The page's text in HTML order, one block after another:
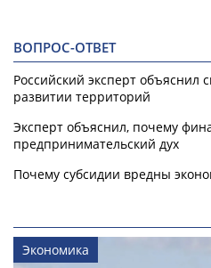
ВОПРОС-ОТВЕТ
Российский эксперт объяснил
развитии территорий
Эксперт объяснил, почему
предпринимательский дух
Почему субсидии вредны
Экономика